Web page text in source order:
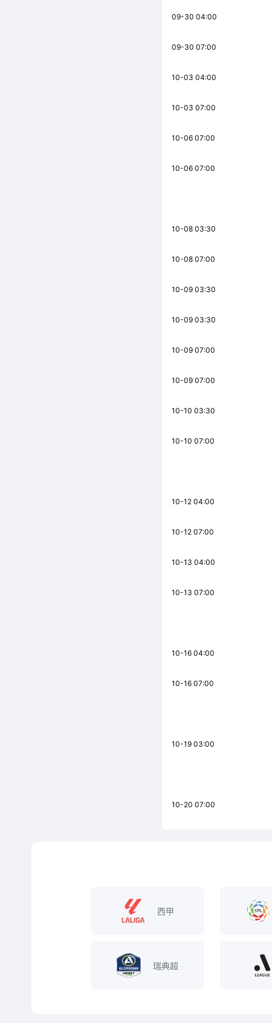
09-30 04:00
09-30 07:00
10-03 04:00
10-03 07:00
10-06 07:00
10-06 07:00
10-08 03:30
10-08 07:00
10-09 03:30
10-09 03:30
10-09 07:00
10-09 07:00
10-10 03:30
10-10 07:00
10-12 04:00
10-12 07:00
10-13 04:00
10-13 07:00
10-16 04:00
10-16 07:00
10-19 03:00
10-20 07:00
西甲
瑞典超